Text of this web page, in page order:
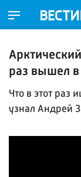
раз вышел
Что в этот раз
узнал Андрей